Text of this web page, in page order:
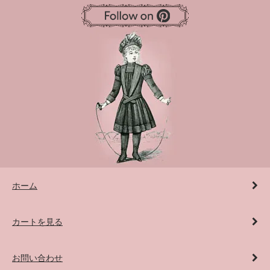
ホーム
カートを見る
お問い合わせ